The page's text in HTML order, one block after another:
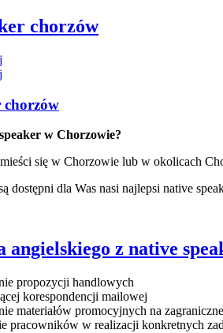
chorzów
chorzów
w Chorzowie?
się w Chorzowie lub w okolicach
dostępni dla Was nasi najlepsi native
angielskiego z native
propozycji handlowych
korespondencji mailowej
materiałów promocyjnych na
pracowników w realizacji konkretnych